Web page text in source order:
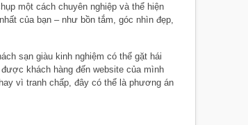
một cách chuyên nghiệp và thể hiện
của bạn – như bồn tắm, góc nhìn đẹp,
sạn giàu kinh nghiệm có thể gặt hái
khách hàng đến website của mình
vì tranh chấp, đây có thể là phương án